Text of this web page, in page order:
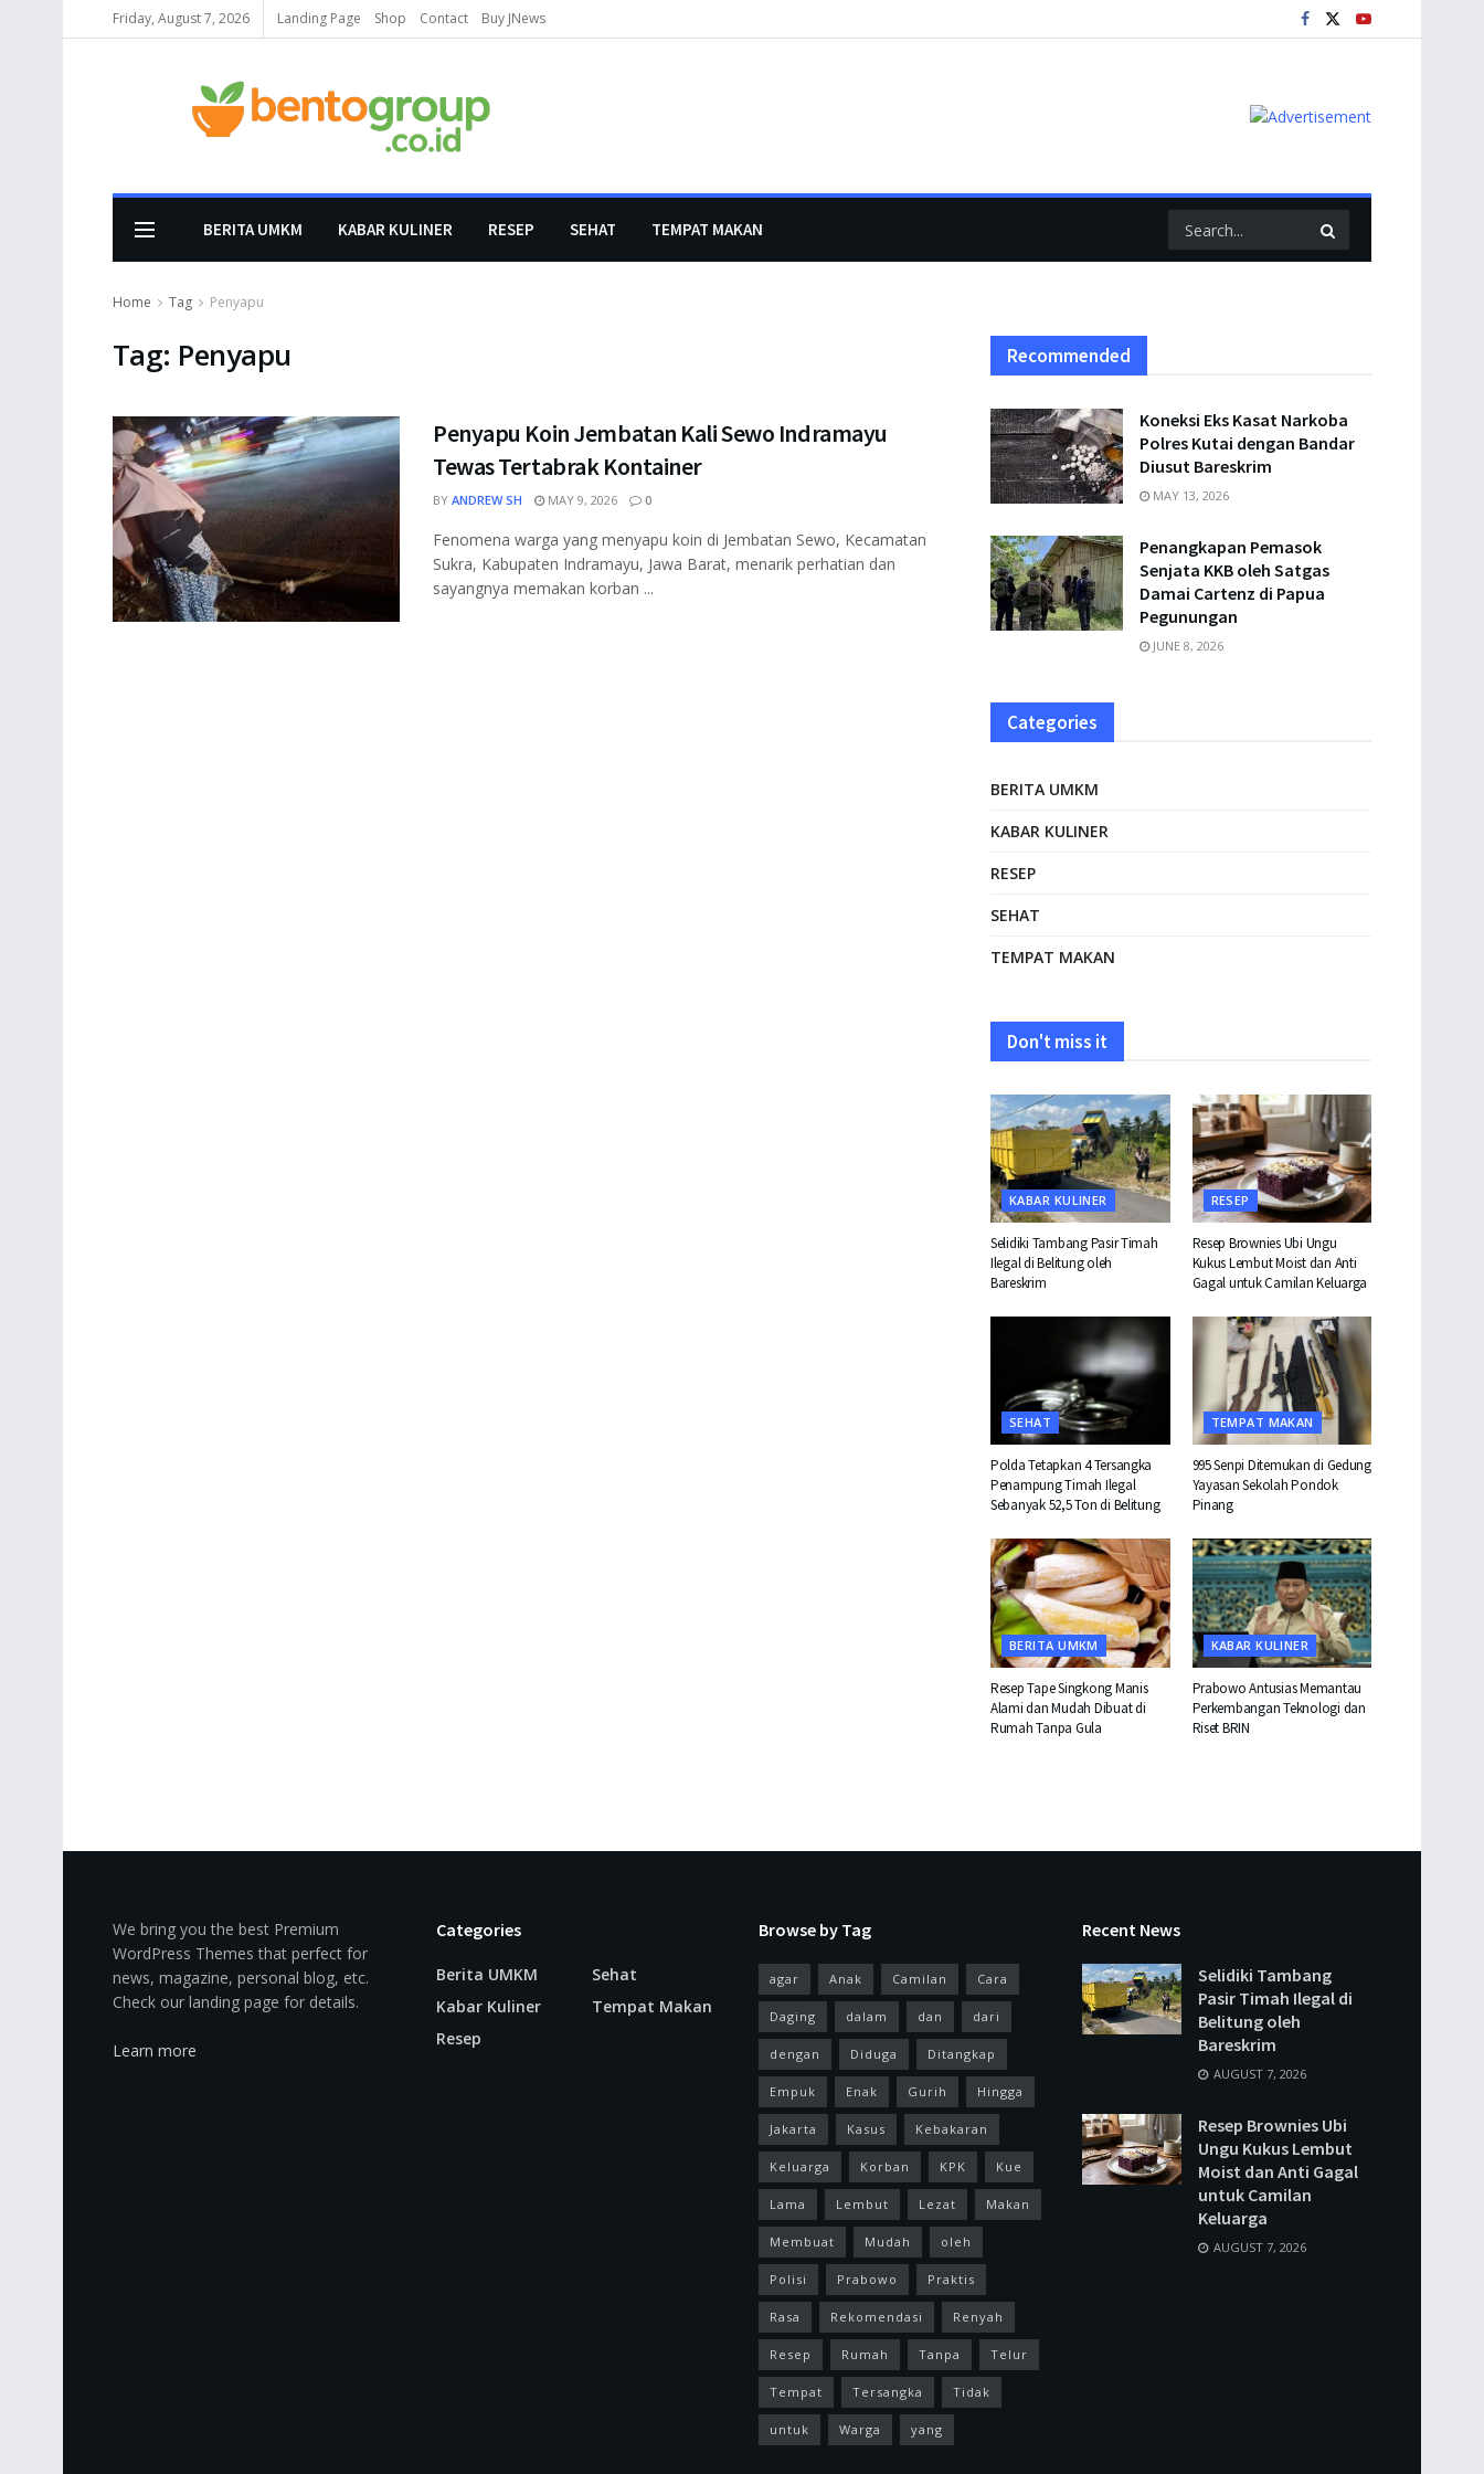
Friday, August 7, 2026 Landing Page Shop Contact Buy JNews
BERITA UMKM KABAR KULINER RESEP SEHAT TEMPAT MAKAN
Home Tag Penyapu
Tag: Penyapu
Penyapu Koin Jembatan Kali Sewo Indramayu
Tewas Tertabrak Kontainer
BY ANDREW SH MAY 9, 2026 0
Fenomena warga yang menyapu koin di Jembatan Sewo, Kecamatan
Sukra, Kabupaten Indramayu, Jawa Barat, menarik perhatian dan
sayangnya memakan korban ...
Recommended
Koneksi Eks Kasat Narkoba
Polres Kutai dengan Bandar
Diusut Bareskrim
MAY 13, 2026
Penangkapan Pemasok
Senjata KKB oleh Satgas
Damai Cartenz di Papua
Pegunungan
JUNE 8, 2026
Categories
BERITA UMKM
KABAR KULINER
RESEP
SEHAT
TEMPAT MAKAN
Don't miss it
KABAR KULINER
Selidiki Tambang Pasir Timah
Ilegal di Belitung oleh
Bareskrim
RESEP
Resep Brownies Ubi Ungu
Kukus Lembut Moist dan Anti
Gagal untuk Camilan Keluarga
SEHAT
Polda Tetapkan 4 Tersangka
Penampung Timah Ilegal
Sebanyak 52,5 Ton di Belitung
TEMPAT MAKAN
995 Senpi Ditemukan di Gedung
Yayasan Sekolah Pondok
Pinang
BERITA UMKM
Resep Tape Singkong Manis
Alami dan Mudah Dibuat di
Rumah Tanpa Gula
KABAR KULINER
Prabowo Antusias Memantau
Perkembangan Teknologi dan
Riset BRIN
We bring you the best Premium
WordPress Themes that perfect for
news, magazine, personal blog, etc.
Check our landing page for details.
Learn more
Categories
Berita UMKM
Kabar Kuliner
Resep
Sehat
Tempat Makan
Browse by Tag
agar Anak Camilan Cara
Daging dalam dan dari
dengan Diduga Ditangkap
Empuk Enak Gurih Hingga
Jakarta Kasus Kebakaran
Keluarga Korban KPK Kue
Lama Lembut Lezat Makan
Membuat Mudah oleh
Polisi Prabowo Praktis
Rasa Rekomendasi Renyah
Resep Rumah Tanpa Telur
Tempat Tersangka Tidak
untuk Warga yang
Recent News
Selidiki Tambang
Pasir Timah Ilegal di
Belitung oleh
Bareskrim
AUGUST 7, 2026
Resep Brownies Ubi
Ungu Kukus Lembut
Moist dan Anti Gagal
untuk Camilan
Keluarga
AUGUST 7, 2026